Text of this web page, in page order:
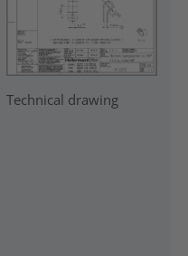
Technical drawing